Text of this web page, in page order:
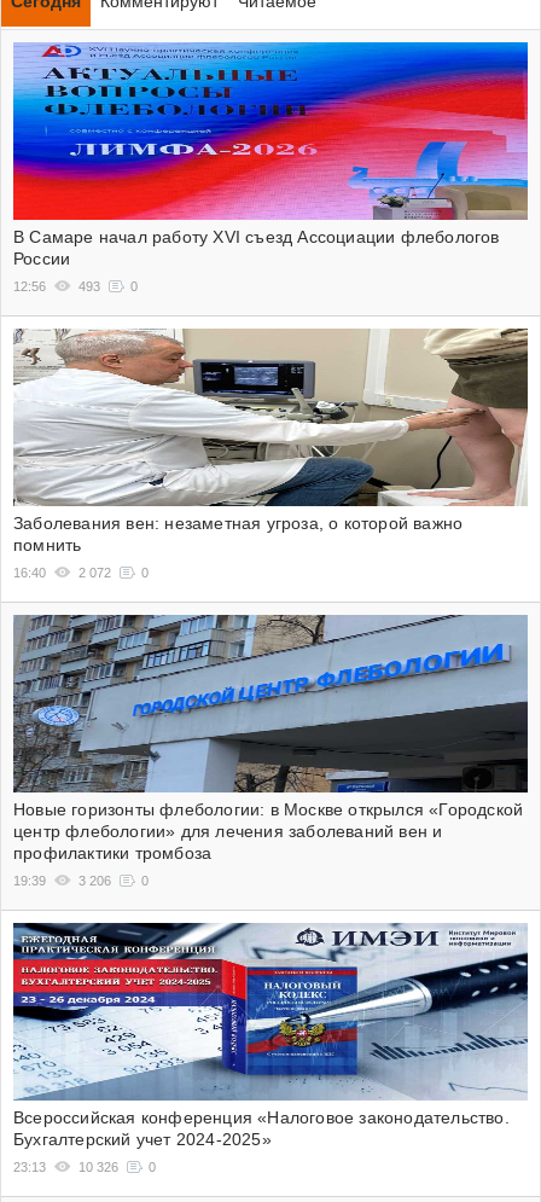
В Самаре начал работу XVI съезд Ассоциации флебологов
России
12:56 493 0
Заболевания вен: незаметная угроза, о которой важно
помнить
16:40 2 072 0
Новые горизонты флебологии: в Москве открылся «Городской
центр флебологии» для лечения заболеваний вен и
профилактики тромбоза
19:39 3 206 0
Всероссийская конференция «Налоговое законодательство.
Бухгалтерский учет 2024-2025»
23:13 10 326 0